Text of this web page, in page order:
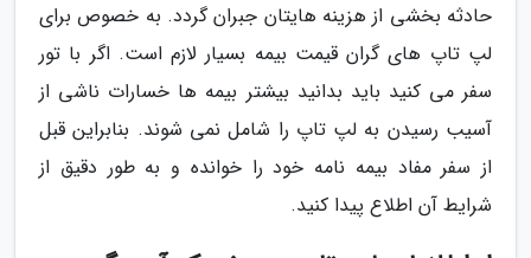
حادثه بخشی از هزینه هایتان جبران گردد. به خصوص برای
لپ تاپ های گران قیمت بیمه بسیار لازم است. اگر با تور
سفر می کنید باید بدانید بیشتر بیمه ها خسارات ناشی از
آسیب رسیدن به لپ تاپ را شامل نمی شوند. بنابراین قبل
از سفر مفاد بیمه نامه خود را خوانده و به طور دقیق از
شرایط آن اطلاع پیدا کنید.